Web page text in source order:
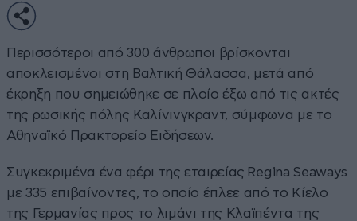
Περισσότεροι από 300 άνθρωποι βρίσκονται
αποκλεισμένοι στη Βαλτική Θάλασσα, μετά από
έκρηξη που σημειώθηκε σε πλοίο έξω από τις ακτές
της ρωσικής πόλης Καλίνινγκραντ, σύμφωνα με το
Αθηναϊκό Πρακτορείο Ειδήσεων.
Συγκεκριμένα ένα φέρι της εταιρείας Regina Seaways
με 335 επιβαίνοντες, το οποίο έπλεε από το Κίελο
της Γερμανίας προς το λιμάνι της Κλαϊπέντα της